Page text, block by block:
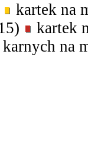
kartek na
kartek
na